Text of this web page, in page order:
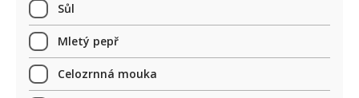
Sůl
Mletý pepř
Celozrnná mouka